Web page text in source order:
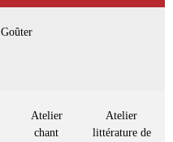
Goûter
Atelier
chant
Atelier
littérature de